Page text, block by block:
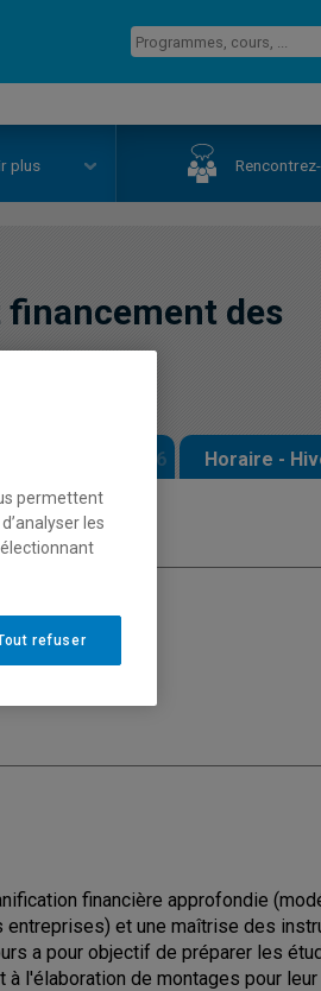
plus
financement des
- Automne 2026 Horaire -
: Finance
financière approfondie
et une maîtrise des
a pour objectif de préparer les
l'élaboration de montages pour leur
permettent
les
refuser